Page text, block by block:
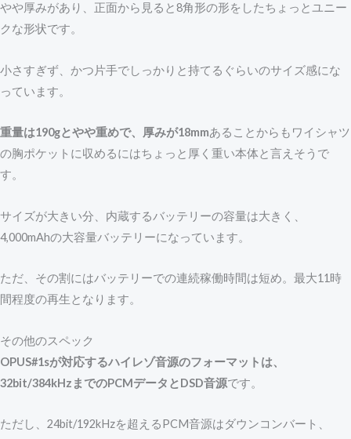
やや厚みがあり、正面から見ると8角形の形をしたちょっとユニー
クな形状です。
小さすぎず、かつ片手でしっかりと持てるぐらいのサイズ感にな
っています。
重量は190gとやや重めで、厚みが18mmあることからもワイシャツ
の胸ポケットに収めるにはちょっと厚く重い本体と言えそうで
す。
サイズが大きい分、内蔵するバッテリーの容量は大きく、
4,000mAhの大容量バッテリーになっています。
ただ、その割にはバッテリーでの連続稼働時間は短め。最大11時
間程度の再生となります。
その他のスペック
OPUS#1sが対応するハイレゾ音源のフォーマットは、
32bit/384kHzまでのPCMデータとDSD音源です。
ただし、24bit/192kHzを超えるPCM音源はダウンコンバート、